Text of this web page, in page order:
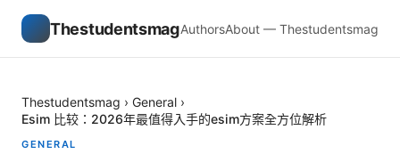
ThestudentsmagAuthorsAbout — Thestudentsmag
Thestudentsmag › General ›
Esim 比较：2026年最值得入手的esim方案全方位解析
GENERAL